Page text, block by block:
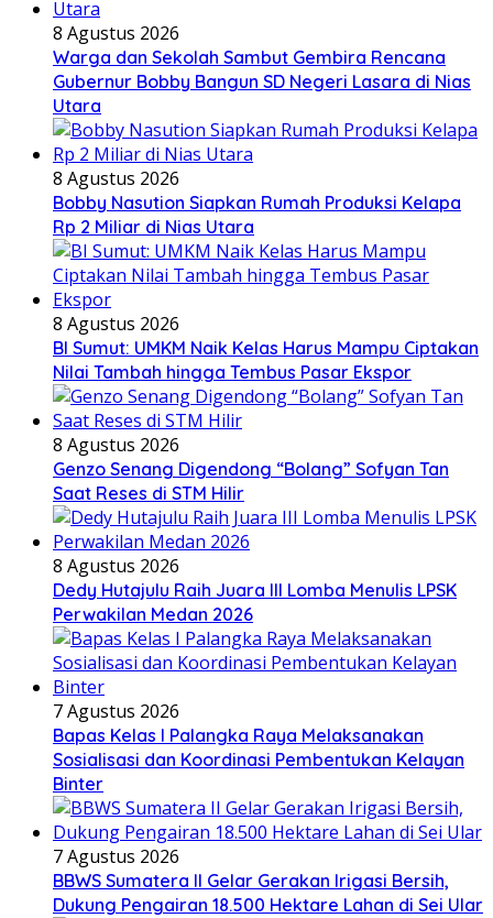
8 Agustus 2026
Warga dan Sekolah Sambut Gembira Rencana
Gubernur Bobby Bangun SD Negeri Lasara di Nias
Utara
8 Agustus 2026
Bobby Nasution Siapkan Rumah Produksi Kelapa
Rp 2 Miliar di Nias Utara
8 Agustus 2026
BI Sumut: UMKM Naik Kelas Harus Mampu Ciptakan
Nilai Tambah hingga Tembus Pasar Ekspor
8 Agustus 2026
Genzo Senang Digendong “Bolang” Sofyan Tan
Saat Reses di STM Hilir
8 Agustus 2026
Dedy Hutajulu Raih Juara III Lomba Menulis LPSK
Perwakilan Medan 2026
7 Agustus 2026
Bapas Kelas I Palangka Raya Melaksanakan
Sosialisasi dan Koordinasi Pembentukan Kelayan
Binter
7 Agustus 2026
BBWS Sumatera II Gelar Gerakan Irigasi Bersih,
Dukung Pengairan 18.500 Hektare Lahan di Sei Ular